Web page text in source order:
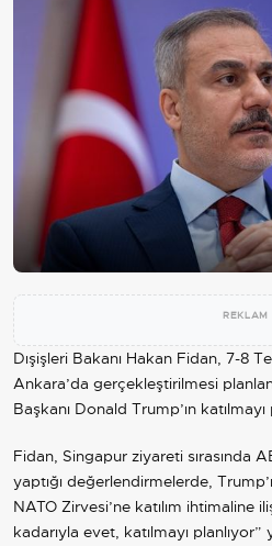
REKLAM
Dışişleri Bakanı Hakan Fidan, 7-8
Ankara’da gerçekleştirilmesi
Başkanı Donald Trump’ın
Fidan, Singapur ziyareti sırasında
yaptığı değerlendirmelerde,
NATO Zirvesi’ne katılım ihtimaline
kadarıyla evet, katılmayı planlıyor”